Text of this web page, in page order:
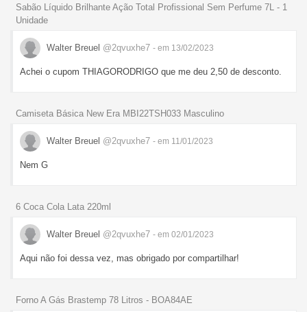
Sabão Líquido Brilhante Ação Total Profissional Sem Perfume 7L - 1
Unidade
Walter Breuel @2qvuxhe7 - em 13/02/2023
Achei o cupom THIAGORODRIGO que me deu 2,50 de desconto.
Camiseta Básica New Era MBI22TSH033 Masculino
Walter Breuel @2qvuxhe7 - em 11/01/2023
Nem G
6 Coca Cola Lata 220ml
Walter Breuel @2qvuxhe7 - em 02/01/2023
Aqui não foi dessa vez, mas obrigado por compartilhar!
Forno A Gás Brastemp 78 Litros - BOA84AE